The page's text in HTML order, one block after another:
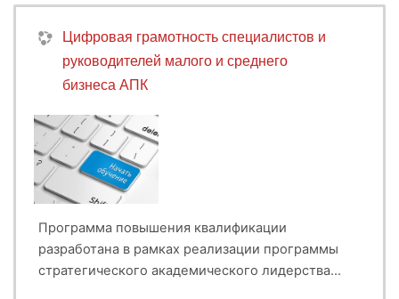
Цифровая грамотность специалистов и
руководителей малого и среднего
бизнеса АПК
Программа повышения квалификации
разработана в рамках реализации программы
стратегического академического лидерства